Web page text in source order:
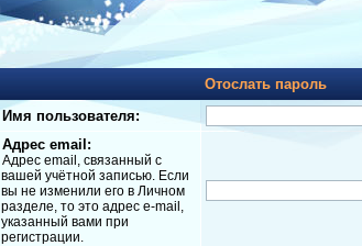
Отослать пароль
Имя пользователя:
Адрес email:
Адрес email, связанный с
вашей учётной записью. Если
вы не изменили его в Личном
разделе, то это адрес e-mail,
указанный вами при
регистрации.